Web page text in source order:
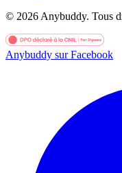
© 2026 Anybuddy. Tous
Anybuddy sur Facebook